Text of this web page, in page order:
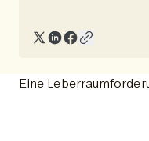
Eine